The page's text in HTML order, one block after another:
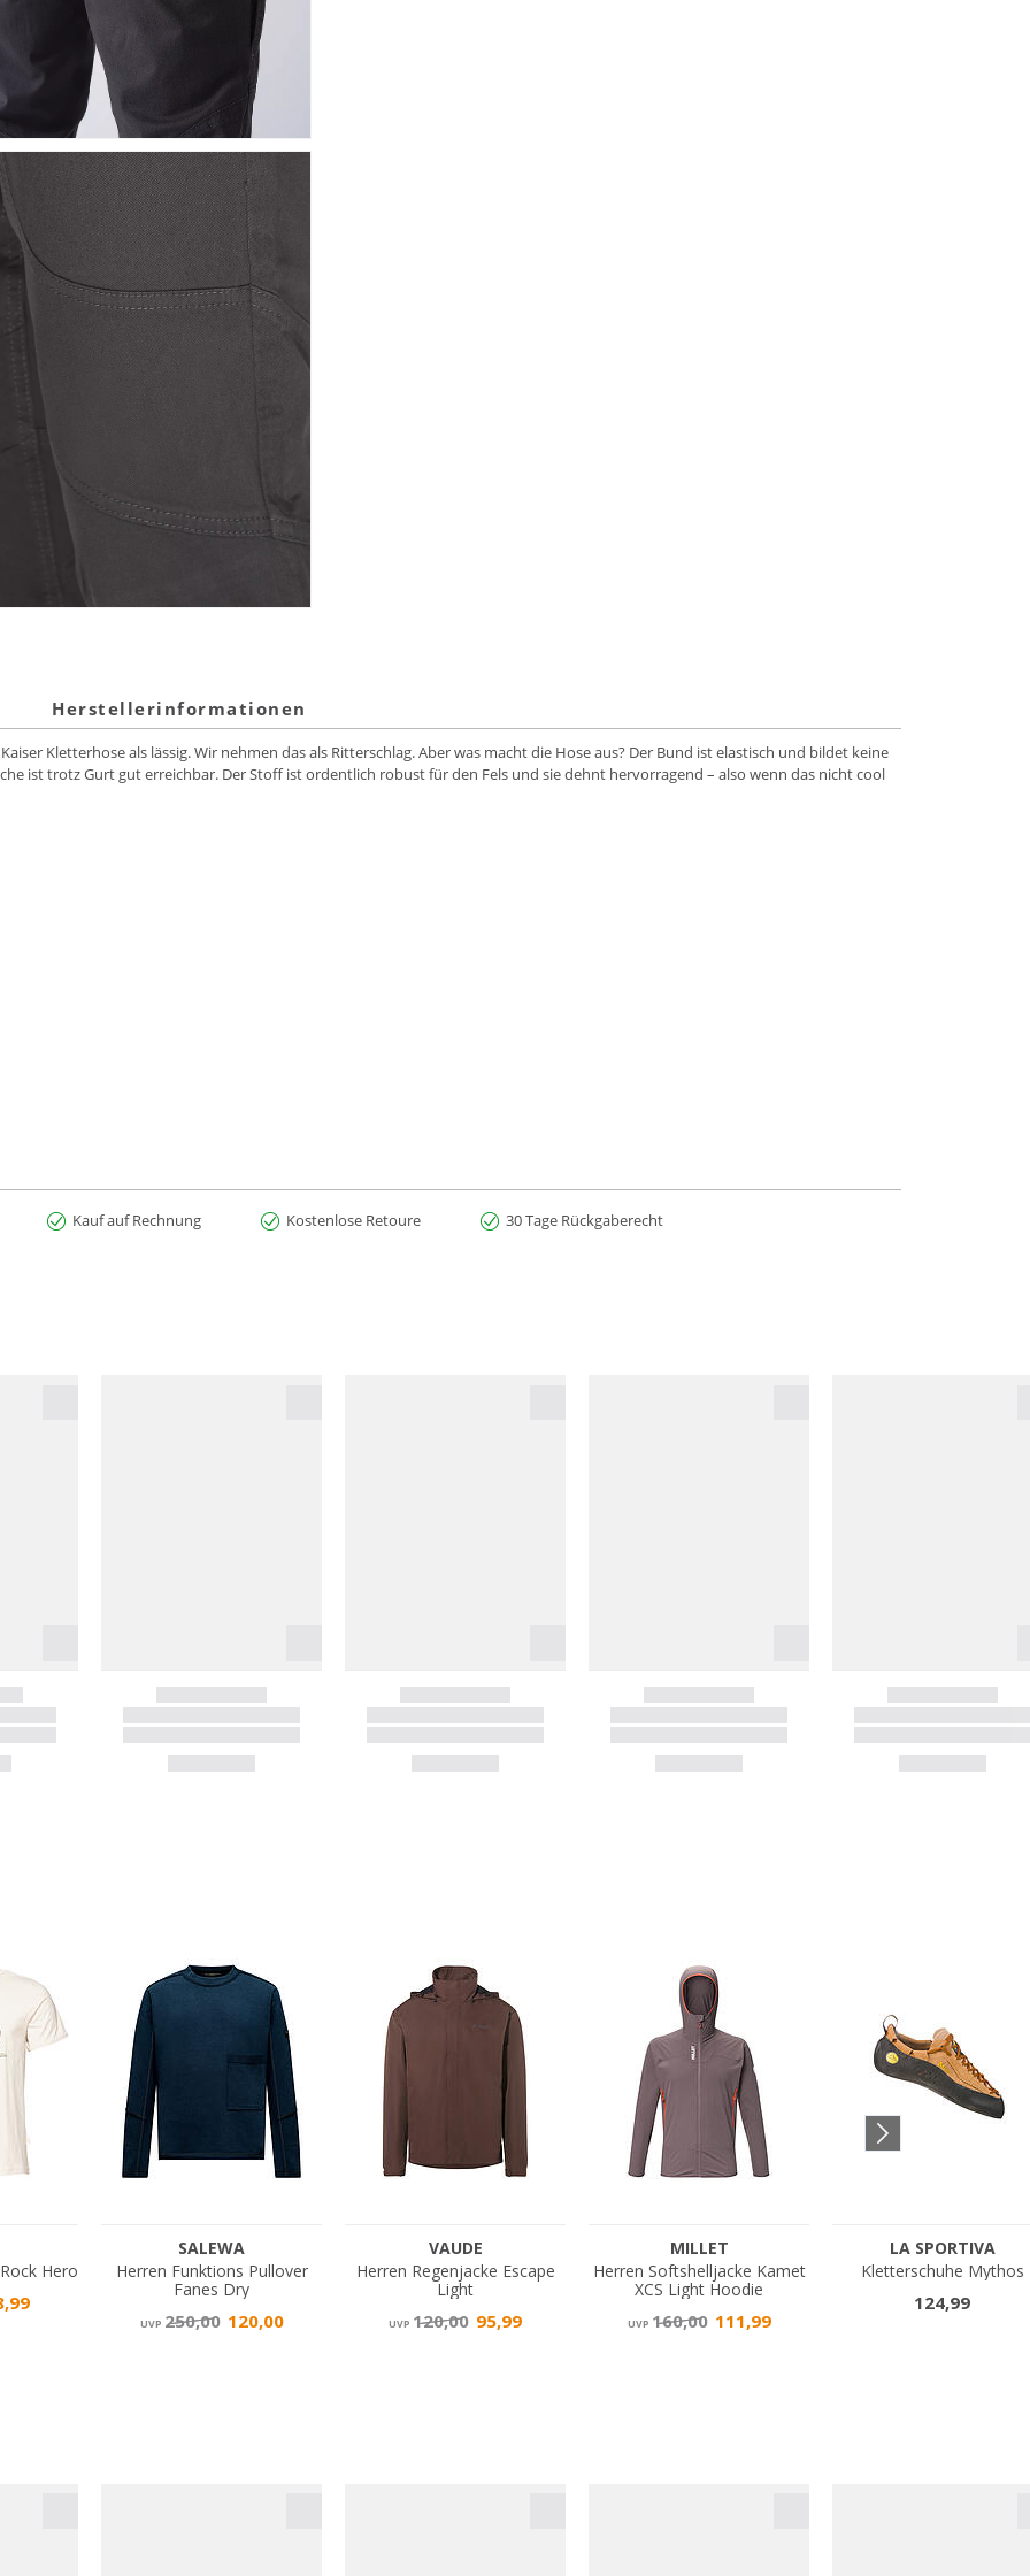
Herstellerinformationen
Kletterhose als lässig. Wir nehmen das als Ritterschlag. Aber was macht die Hose aus? Der Bund ist elastisch und bildet keine
ist trotz Gurt gut erreichbar. Der Stoff ist ordentlich robust für den Fels und sie dehnt hervorragend – also wenn das nicht cool
Kauf auf Rechnung Kostenlose Retoure 30 Tage Rückgaberecht